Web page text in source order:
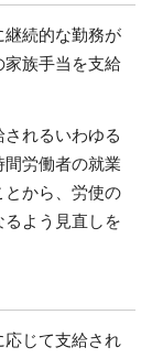
継続的な勤務が
家族手当を支給
れるいわゆる
間労働者の就業
とから、労使の
よう見直しを
応じて支給され